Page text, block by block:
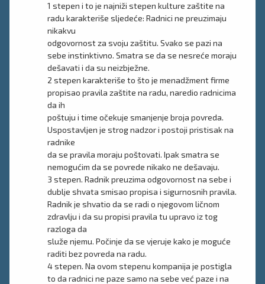
1 stepen i to je najniži stepen kulture zaštite na
radu karakteriše sljedeće: Radnici ne preuzimaju
nikakvu
odgovornost za svoju zaštitu. Svako se pazi na
sebe instinktivno. Smatra se da se nesreće moraju
dešavati i da su neizbježne.
2 stepen karakteriše to što je menadžment firme
propisao pravila zaštite na radu, naredio radnicima
da ih
poštuju i time očekuje smanjenje broja povreda.
Uspostavljen je strog nadzor i postoji pristisak na
radnike
da se pravila moraju poštovati. Ipak smatra se
nemogućim da se povrede nikako ne dešavaju.
3 stepen. Radnik preuzima odgovornost na sebe i
dublje shvata smisao propisa i sigurnosnih pravila.
Radnik je shvatio da se radi o njegovom ličnom
zdravlju i da su propisi pravila tu upravo iz tog
razloga da
služe njemu. Počinje da se vjeruje kako je moguće
raditi bez povreda na radu.
4 stepen. Na ovom stepenu kompanija je postigla
to da radnici ne paze samo na sebe već paze i na